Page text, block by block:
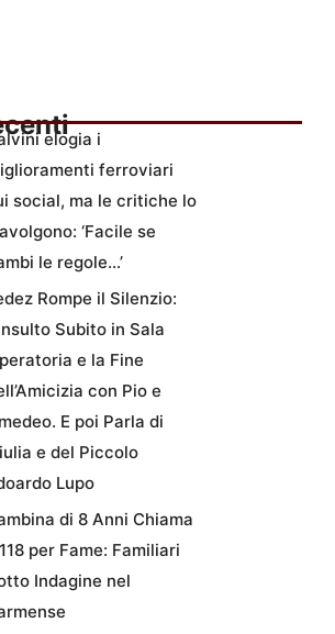
elogia i
ferroviari
social, ma le critiche lo
‘Facile se
le regole…’
Rompe il Silenzio:
Subito in Sala
e la Fine
con Pio e
E poi Parla di
e del Piccolo
Lupo
di 8 Anni Chiama
per Fame: Familiari
Indagine nel